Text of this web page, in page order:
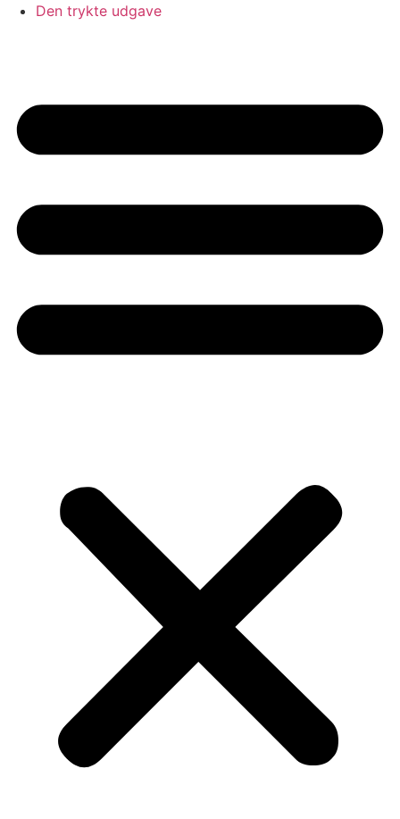
Den trykte udgave